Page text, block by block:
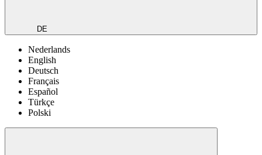
DE
Nederlands
English
Deutsch
Français
Español
Türkçe
Polski